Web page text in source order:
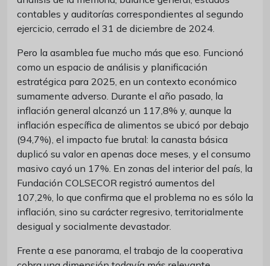
contables y auditorías correspondientes al segundo
ejercicio, cerrado el 31 de diciembre de 2024.
Pero la asamblea fue mucho más que eso. Funcionó
como un espacio de análisis y planificación
estratégica para 2025, en un contexto económico
sumamente adverso. Durante el año pasado, la
inflación general alcanzó un 117,8% y, aunque la
inflación específica de alimentos se ubicó por debajo
(94,7%), el impacto fue brutal: la canasta básica
duplicó su valor en apenas doce meses, y el consumo
masivo cayó un 17%. En zonas del interior del país, la
Fundación COLSECOR registró aumentos del
107,2%, lo que confirma que el problema no es sólo la
inflación, sino su carácter regresivo, territorialmente
desigual y socialmente devastador.
Frente a ese panorama, el trabajo de la cooperativa